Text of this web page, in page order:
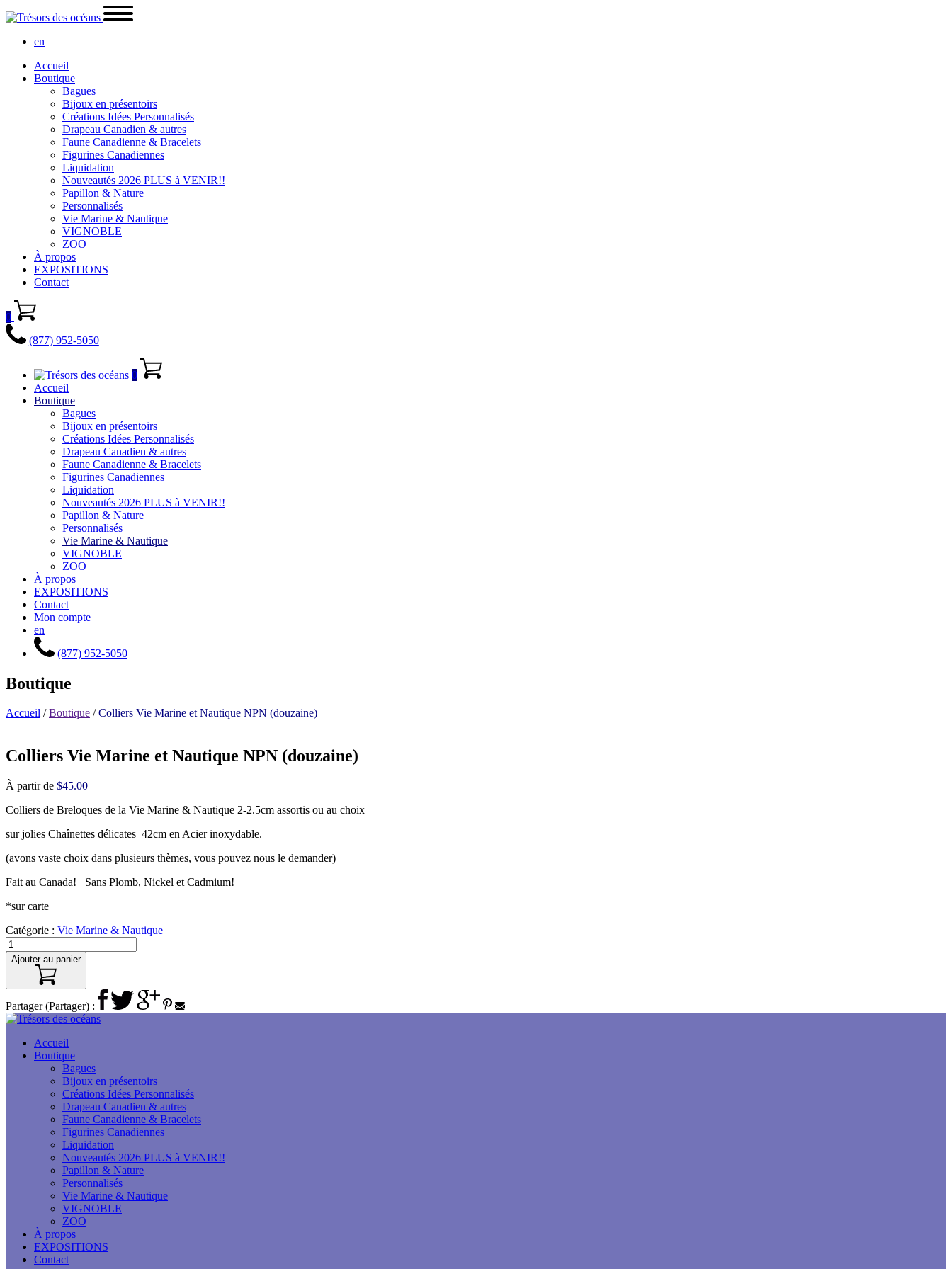
en
Accueil
Boutique
Bagues
Bijoux en présentoirs
Créations Idées Personnalisés
Drapeau Canadien & autres
Faune Canadienne & Bracelets
Figurines Canadiennes
Liquidation
Nouveautés 2026 PLUS à VENIR!!
Papillon & Nature
Personnalisés
Vie Marine & Nautique
VIGNOBLE
ZOO
À propos
EXPOSITIONS
Contact
0
(877) 952-5050
0
Accueil
Boutique
Bagues
Bijoux en présentoirs
Créations Idées Personnalisés
Drapeau Canadien & autres
Faune Canadienne & Bracelets
Figurines Canadiennes
Liquidation
Nouveautés 2026 PLUS à VENIR!!
Papillon & Nature
Personnalisés
Vie Marine & Nautique
VIGNOBLE
ZOO
À propos
EXPOSITIONS
Contact
Mon compte
en
(877) 952-5050
Boutique
Accueil /Boutique /Colliers Vie Marine et Nautique NPN (douzaine)
Colliers Vie Marine et Nautique NPN (douzaine)
À partir de $45.00
Colliers de Breloques de la Vie Marine & Nautique 2-2.5cm assortis ou au choix
sur jolies Chaînettes délicates 42cm en Acier inoxydable.
(avons vaste choix dans plusieurs thèmes, vous pouvez nous le demander)
Fait au Canada! Sans Plomb, Nickel et Cadmium!
*sur carte
Catégorie : Vie Marine & Nautique
Ajouter au panier
Partager (Partager) :
Accueil
Boutique
Bagues
Bijoux en présentoirs
Créations Idées Personnalisés
Drapeau Canadien & autres
Faune Canadienne & Bracelets
Figurines Canadiennes
Liquidation
Nouveautés 2026 PLUS à VENIR!!
Papillon & Nature
Personnalisés
Vie Marine & Nautique
VIGNOBLE
ZOO
À propos
EXPOSITIONS
Contact